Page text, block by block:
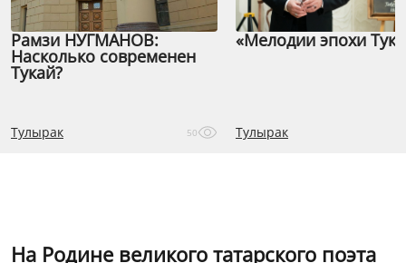
Рамзи НУГМАНОВ:
Насколько современен
Тукай?
Тулырак 50
«Мелодии эпохи
Тулырак
На Родине великого татарского поэта